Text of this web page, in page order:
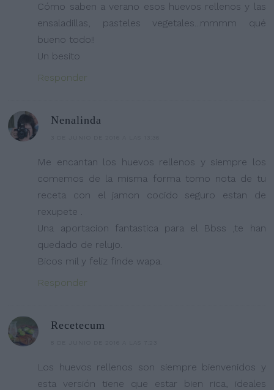
Cómo saben a verano esos huevos rellenos y las
ensaladillas, pasteles vegetales...mmmm qué
bueno todo!!
Un besito
Responder
Nenalinda
Me encantan los huevos rellenos y siempre los
comemos de la misma forma tomo nota de tu
receta con el jamon cocido seguro estan de
rexupete .
Una aportacion fantastica para el Bbss ,te han
quedado de relujo.
Bicos mil y feliz finde wapa.
Responder
Recetecum
Los huevos rellenos son siempre bienvenidos y
esta versión tiene que estar bien rica, ideales